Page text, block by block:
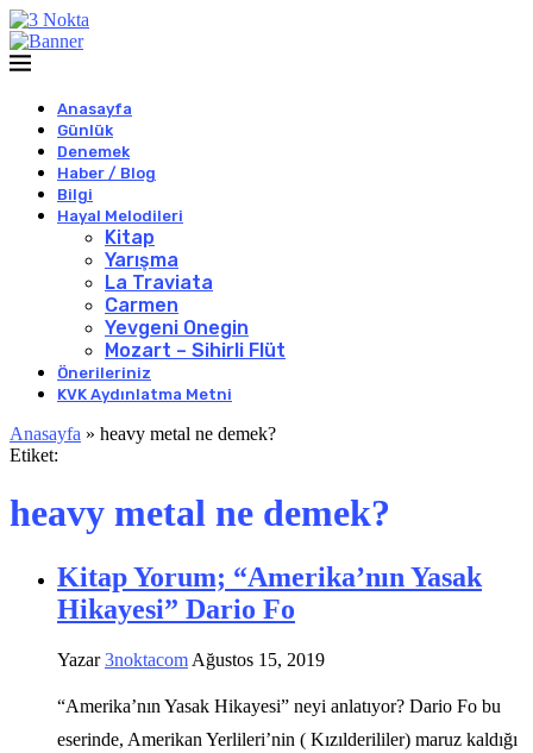
Anasayfa
Günlük
Denemek
Haber / Blog
Bilgi
Hayal Melodileri
Kitap
Yarışma
La Traviata
Carmen
Yevgeni Onegin
Mozart – Sihirli Flüt
Önerileriniz
KVK Aydınlatma Metni
Anasayfa » heavy metal ne demek?
Etiket:
heavy metal ne demek?
Kitap Yorum; “Amerika’nın Yasak
Hikayesi” Dario Fo
Yazar3noktacom Ağustos 15, 2019
“Amerika’nın Yasak Hikayesi” neyi anlatıyor? Dario Fo bu
eserinde, Amerikan Yerlileri’nin ( Kızılderililer) maruz kaldığı